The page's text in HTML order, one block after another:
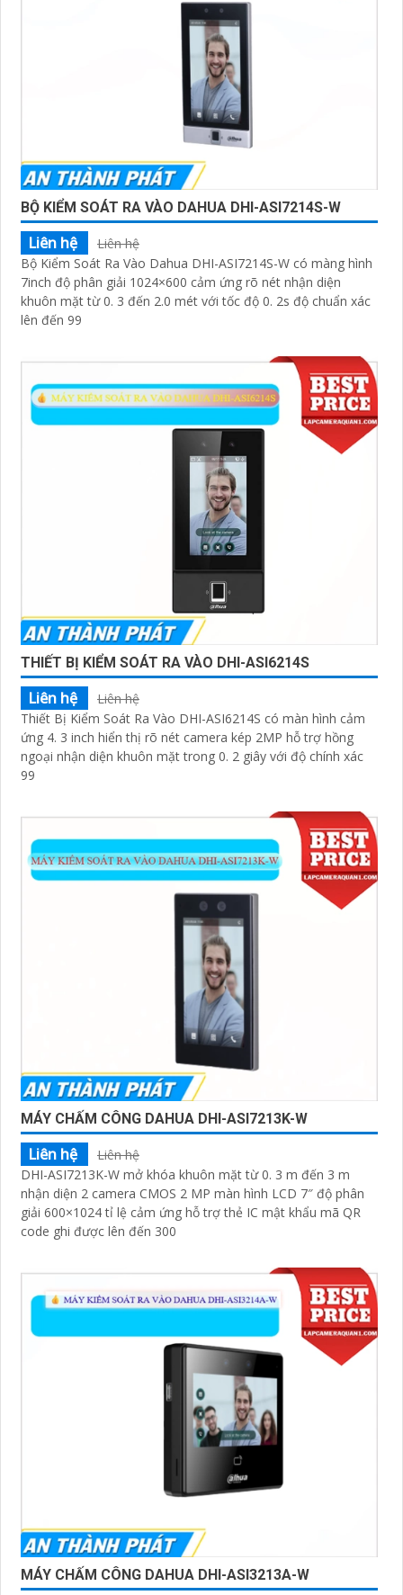
BỘ KIỂM SOÁT RA VÀO DAHUA DHI-ASI7214S-W
Liên hệ
Liên hệ
Bộ Kiểm Soát Ra Vào Dahua DHI-ASI7214S-W có màng hình
7inch độ phân giải 1024×600 cảm ứng rõ nét nhận diện
khuôn mặt từ 0. 3 đến 2.0 mét với tốc độ 0. 2s độ chuẩn xác
lên đến 99
THIẾT BỊ KIỂM SOÁT RA VÀO DHI-ASI6214S
Liên hệ
Liên hệ
Thiết Bị Kiểm Soát Ra Vào DHI-ASI6214S có màn hình cảm
ứng 4. 3 inch hiển thị rõ nét camera kép 2MP hỗ trợ hồng
ngoại nhận diện khuôn mặt trong 0. 2 giây với độ chính xác
99
MÁY CHẤM CÔNG DAHUA DHI-ASI7213K-W
Liên hệ
Liên hệ
DHI-ASI7213K-W mở khóa khuôn mặt từ 0. 3 m đến 3 m
nhận diện 2 camera CMOS 2 MP màn hình LCD 7″ độ phân
giải 600×1024 tỉ lệ cảm ứng hỗ trợ thẻ IC mật khẩu mã QR
code ghi được lên đến 300
MÁY CHẤM CÔNG DAHUA DHI-ASI3213A-W